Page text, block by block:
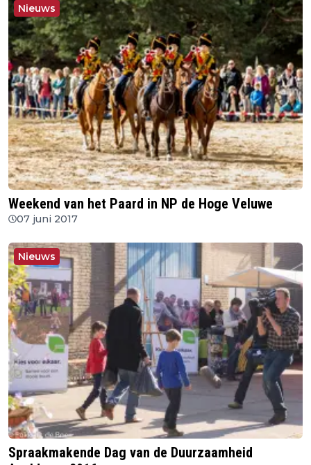
Nieuws
Weekend van het Paard in NP de Hoge Veluwe
07 juni 2017
Nieuws
Spraakmakende Dag van de Duurzaamheid